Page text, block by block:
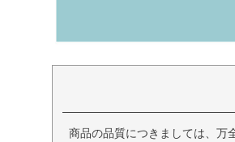
商品の品質につきましては、万